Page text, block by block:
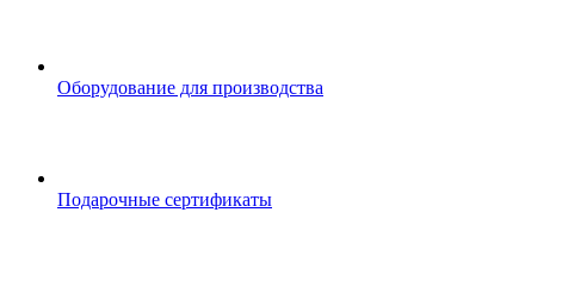
Оборудование для производства
Подарочные сертификаты